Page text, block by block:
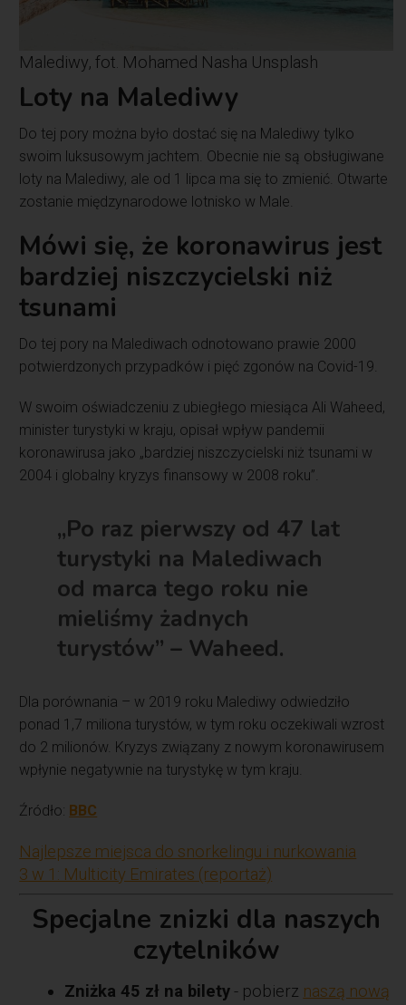
Malediwy, fot. Mohamed Nasha Unsplash
Loty na Malediwy
Do tej pory można było dostać się na Malediwy tylko
swoim luksusowym jachtem. Obecnie nie są obsługiwane
loty na Malediwy, ale od 1 lipca ma się to zmienić. Otwarte
zostanie międzynarodowe lotnisko w Male.
Mówi się, że koronawirus jest
bardziej niszczycielski niż
tsunami
Do tej pory na Malediwach odnotowano prawie 2000
potwierdzonych przypadków i pięć zgonów na Covid-19.
W swoim oświadczeniu z ubiegłego miesiąca Ali Waheed,
minister turystyki w kraju, opisał wpływ pandemii
koronawirusa jako „bardziej niszczycielski niż tsunami w
2004 i globalny kryzys finansowy w 2008 roku”.
„Po raz pierwszy od 47 lat
turystyki na Malediwach
od marca tego roku nie
mieliśmy żadnych
turystów” – Waheed.
Dla porównania – w 2019 roku Malediwy odwiedziło
ponad 1,7 miliona turystów, w tym roku oczekiwali wzrost
do 2 milionów. Kryzys związany z nowym koronawirusem
wpłynie negatywnie na turystykę w tym kraju.
Źródło: BBC
Najlepsze miejsca do snorkelingu i nurkowania
3 w 1: Multicity Emirates (reportaż)
Specjalne znizki dla naszych
czytelników
Zniżka 45 zł na bilety - pobierz naszą nową